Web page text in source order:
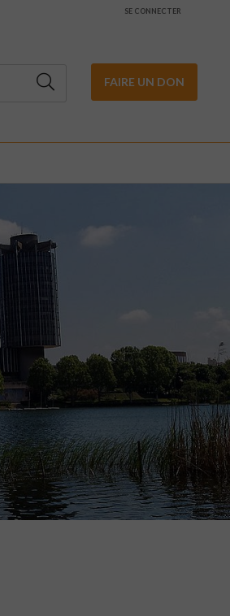
SE CONNECTER
FAIRE UN DON